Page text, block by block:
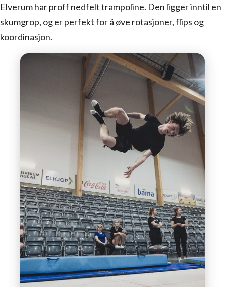
Elverum har proff nedfelt trampoline. Den ligger inntil en
skumgrop, og er perfekt for å øve rotasjoner, flips og
koordinasjon.